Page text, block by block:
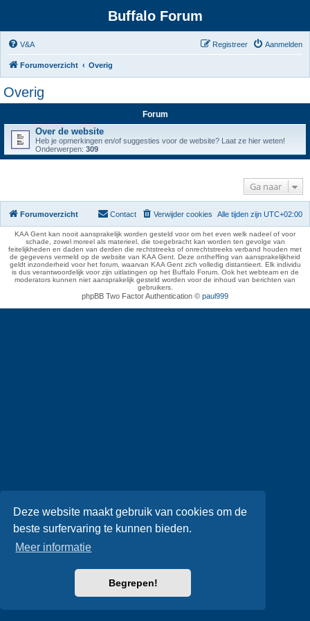
Deze website maakt gebruik van cookies om de
beste surfervaring te kunnen bieden.
Meer informatie
Begrepen!
Buffalo Forum
V&A Aanmelden
Registreer
Forumoverzicht Overig
Overig
Forum
Over de website
Heb je opmerkingen en/of suggesties voor de website? Laat ze hier weten!
Onderwerpen: 309
Ga naar
Forumoverzicht Alle tijden zijn UTC+02:00
Verwijder cookies
Contact
KAA Gent kan nooit aansprakelijk worden gesteld voor om het even welk nadeel of voor
schade, zowel moreel als materieel, die toegebracht kan worden ten gevolge van
feitelijkheden en daden van derden die rechtstreeks of onrechtstreeks verband houden met
de gegevens vermeld op de website van KAA Gent. Deze ontheffing van aansprakelijkheid
geldt inzonderheid voor het forum, waarvan KAA Gent zich volledig distantieert. Elk individu
is dus verantwoordelijk voor zijn uitlatingen op het Buffalo Forum. Ook het webteam en de
moderators kunnen niet aansprakelijk gesteld worden voor de inhoud van berichten van
gebruikers.
phpBB Two Factor Authentication © paul999